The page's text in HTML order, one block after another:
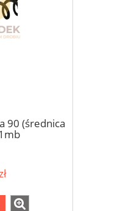
90 (średnica